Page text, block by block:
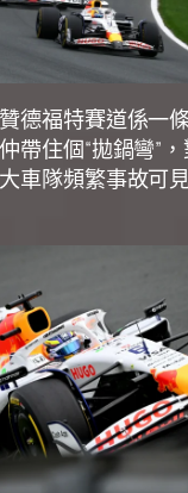
德福特賽道係一
帶住個“拋鍋彎”，
車隊頻繁事故可